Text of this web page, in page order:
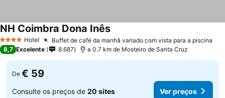
4 EstrelasHotel Buffet de café da manhã variado com vista para a piscina
NH Coimbra Dona InêsVer preços
8,7 Excelente 8.687 a 0.7 km de Mosteiro de Santa Cruz
De € 59
Consulte os preços de 20 sites Ver preços